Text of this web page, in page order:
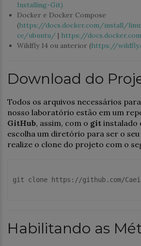
Installing-Git)
Docker e Docker Compose
(https://docs.docker.com/install/
ce/ubuntu/ | https://
Wildfly 14 ou anterior (https://
Download do
Todos os arquivos necessários
nosso laboratório estão em um
GitHub, assim, com o git instalado
escolha um diretório para ser o seu
realize o clone do projeto com o
git clone https://github.com/
Habilitando as